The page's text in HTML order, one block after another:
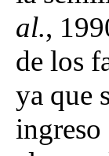
al.,
de los
ya que